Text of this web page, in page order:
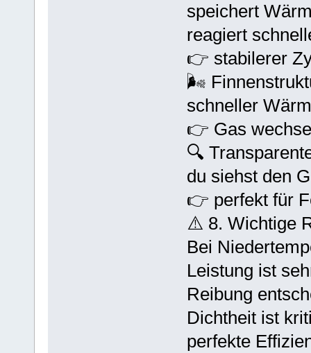
speichert
reagiert
👉 stabilerer
🌬️
schneller
👉 Gas
🔍
du siehst den
👉 perfekt für
⚠️ 8. Wichtige
Bei
Leistung ist
Reibung
Dichtheit ist
perfekte